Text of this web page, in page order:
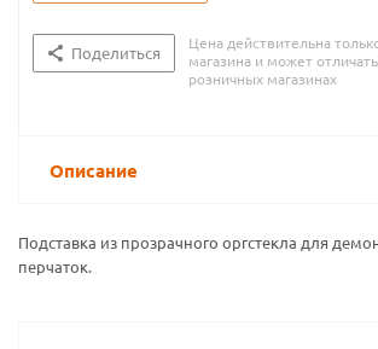
Поделиться
Цена действительна
магазина и может
розничных магазинах
Описание
Подставка из прозрачного оргстекла для
перчаток.